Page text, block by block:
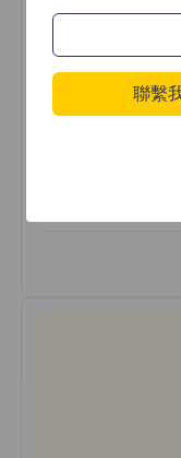
不限流量使用
全球超過50
聯繫